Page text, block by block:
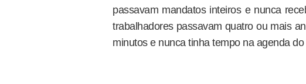
passavam mandatos inteiros e nunca
trabalhadores passavam quatro ou mais
minutos e nunca tinha tempo na agenda